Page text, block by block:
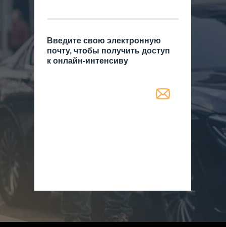
Введите свою электронную
почту, чтобы получить доступ
к онлайн-интенсиву